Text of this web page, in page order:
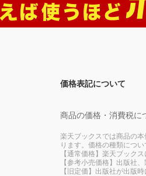
価格表記について
商品の価格・消費税に
楽天ブックスでは商品の
ります。価格の種類につい
【通常価格】楽天ブック
【参考小売価格】出版社
【旧定価】出版社が出版